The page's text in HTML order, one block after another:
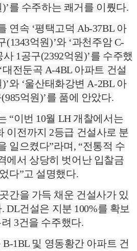
를 수주하는 쾌거를 이뤘다.
연속 ‘평택고덕 Ab-37BL 아
(1343억원)’와 ‘과천주암 C-
1공구(2392억원)’를 수주했
전둔곡 A-4BL 아파트 건설
와 ‘울산태화강변 A-2BL 아
억원)’를 품에 안았다.
“이번 10월 LH 개찰에서는
이전까지 2등급 건설사로 분
일으켰다”라며, “전통적 수
에서 상당히 벗어난 입찰금
다”고 설명했다.
간을 가득 채운 건설사가 있
DL건설은 지분 100%를 확보
3건을 수주했다.
1BL 및 영동황간 아파트 건